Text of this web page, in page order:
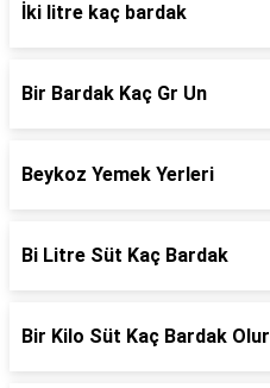
İki litre kaç bardak
Bir Bardak Kaç Gr Un
Beykoz Yemek Yerleri
Bi Litre Süt Kaç Bardak
Bir Kilo Süt Kaç Bardak Olur